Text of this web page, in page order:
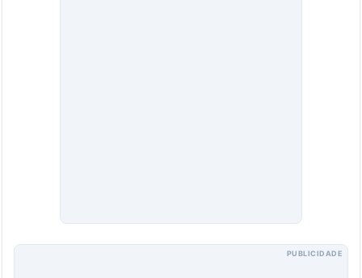
PUBLICIDADE